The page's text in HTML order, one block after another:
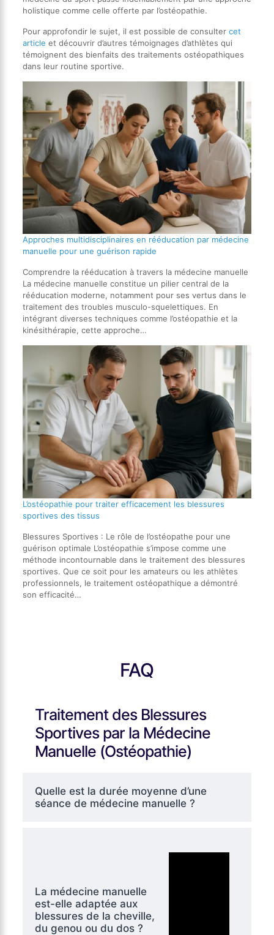
holistique comme celle offerte par l’ostéopathie.
Pour approfondir le sujet, il est possible de consulter cet
article et découvrir d’autres témoignages d’athlètes qui
témoignent des bienfaits des traitements ostéopathiques
dans leur routine sportive.
Approches multidisciplinaires en rééducation par médecine
manuelle pour une guérison rapide
Comprendre la rééducation à travers la médecine manuelle
La médecine manuelle constitue un pilier central de la
rééducation moderne, notamment pour ses vertus dans le
traitement des troubles musculo-squelettiques. En
intégrant diverses techniques comme l’ostéopathie et la
kinésithérapie, cette approche…
L’ostéopathie pour traiter efficacement les blessures
sportives des tissus
Blessures Sportives : Le rôle de l’ostéopathe pour une
guérison optimale L’ostéopathie s’impose comme une
méthode incontournable dans le traitement des blessures
sportives. Que ce soit pour les amateurs ou les athlètes
professionnels, le traitement ostéopathique a démontré
son efficacité…
FAQ
Traitement des Blessures
Sportives par la Médecine
Manuelle (Ostéopathie)
Quelle est la durée moyenne d’une
séance de médecine manuelle ?
La médecine manuelle
est-elle adaptée aux
blessures de la cheville,
du genou ou du dos ?